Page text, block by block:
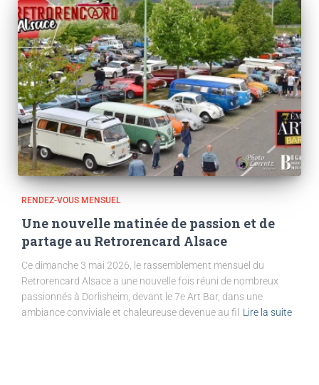
RENDEZ-VOUS MENSUEL
Une nouvelle matinée de passion et de
partage au Retrorencard Alsace
Ce dimanche 3 mai 2026, le rassemblement mensuel du
Retrorencard Alsace a une nouvelle fois réuni de nombreux
passionnés à Dorlisheim, devant le 7e Art Bar, dans une
ambiance conviviale et chaleureuse devenue au fil
Lire la suite